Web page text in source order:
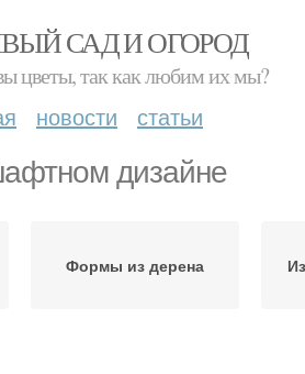
САД И ОГОРОД
цветы, так как любим их мы?
новости статьи
дизайне
Формы из дерена